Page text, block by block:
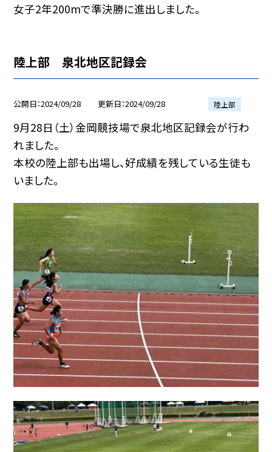
女子2年200mで準決勝に進出しました。
陸上部 泉北地区記録会
公開日 2024/09/28 更新日 2024/09/28 陸上部
9月28日（土）金岡競技場で泉北地区記録会が行わ
れました。
本校の陸上部も出場し、好成績を残している生徒も
いました。